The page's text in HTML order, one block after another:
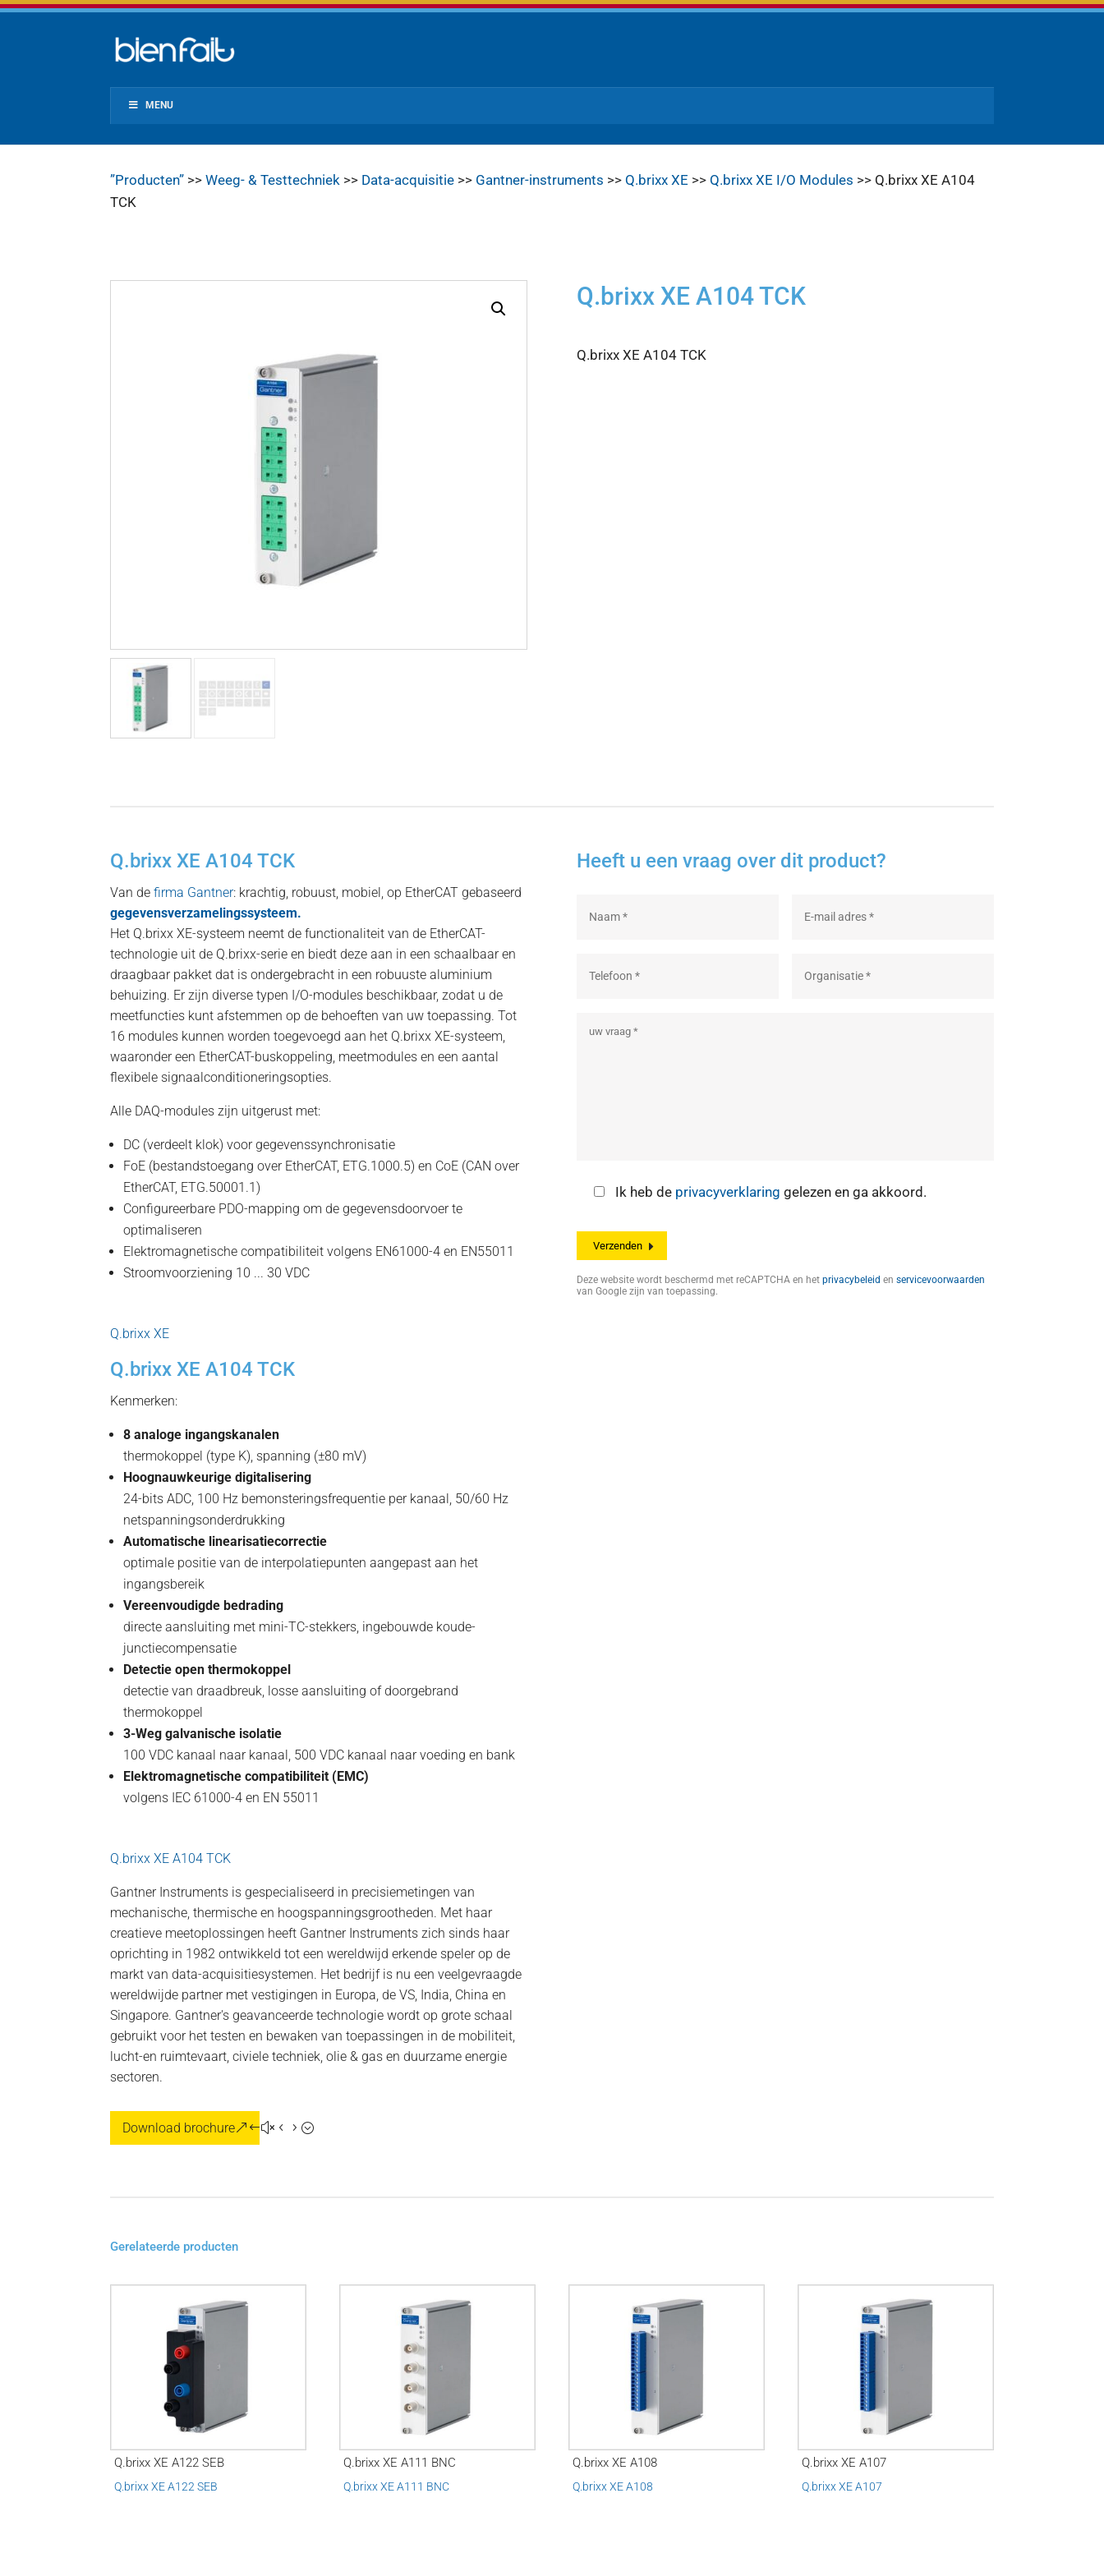
MENU
”Producten” >>Weeg- & Testtechniek >> Data-acquisitie >> Gantner-instruments >> Q.brixx XE >> Q.brixx XE I/O Modules >> Q.brixx XE A104
TCK
Q.brixx XE A104 TCK
Q.brixx XE A104 TCK
Q.brixx XE A104 TCK
Van defirma Gantner: krachtig, robuust, mobiel, op EtherCAT gebaseerd
gegevensverzamelingssysteem.
Het Q.brixx XE-systeem neemt de functionaliteit van de EtherCAT-
technologie uit de Q.brixx-serie en biedt deze aan in een schaalbaar en
draagbaar pakket dat is ondergebracht in een robuuste aluminium
behuizing. Er zijn diverse typen I/O-modules beschikbaar, zodat u de
meetfuncties kunt afstemmen op de behoeften van uw toepassing. Tot
16 modules kunnen worden toegevoegd aan het Q.brixx XE-systeem,
waaronder een EtherCAT-buskoppeling, meetmodules en een aantal
flexibele signaalconditioneringsopties.
Alle DAQ-modules zijn uitgerust met:
DC (verdeelt klok) voor gegevenssynchronisatie
FoE (bestandstoegang over EtherCAT, ETG.1000.5) en CoE (CAN over
EtherCAT, ETG.50001.1)
Configureerbare PDO-mapping om de gegevensdoorvoer te
optimaliseren
Elektromagnetische compatibiliteit volgens EN61000-4 en EN55011
Stroomvoorziening 10 ... 30 VDC
Q.brixx XE
Q.brixx XE A104 TCK
Kenmerken:
8 analoge ingangskanalen
thermokoppel (type K), spanning (±80 mV)
Hoognauwkeurige digitalisering
24-bits ADC, 100 Hz bemonsteringsfrequentie per kanaal, 50/60 Hz
netspanningsonderdrukking
Automatische linearisatiecorrectie
optimale positie van de interpolatiepunten aangepast aan het
ingangsbereik
Vereenvoudigde bedrading
directe aansluiting met mini-TC-stekkers, ingebouwde koude-
junctiecompensatie
Detectie open thermokoppel
detectie van draadbreuk, losse aansluiting of doorgebrand
thermokoppel
3-Weg galvanische isolatie
100 VDC kanaal naar kanaal, 500 VDC kanaal naar voeding en bank
Elektromagnetische compatibiliteit (EMC)
volgens IEC 61000-4 en EN 55011
Q.brixx XE A104 TCK
Gantner Instruments is gespecialiseerd in precisiemetingen van
mechanische, thermische en hoogspanningsgrootheden. Met haar
creatieve meetoplossingen heeft Gantner Instruments zich sinds haar
oprichting in 1982 ontwikkeld tot een wereldwijd erkende speler op de
markt van data-acquisitiesystemen. Het bedrijf is nu een veelgevraagde
wereldwijde partner met vestigingen in Europa, de VS, India, China en
Singapore. Gantner's geavanceerde technologie wordt op grote schaal
gebruikt voor het testen en bewaken van toepassingen in de mobiliteit,
lucht-en ruimtevaart, civiele techniek, olie & gas en duurzame energie
sectoren.
Download brochure
Heeft u een vraag over dit product?
Ik heb de privacyverklaring gelezen en ga akkoord.
Deze website wordt beschermd met reCAPTCHA en het privacybeleid en servicevoorwaarden
van Google zijn van toepassing.
Gerelateerde producten
Q.brixx XE A122 SEB
Q.brixx XE A122 SEB
Q.brixx XE A111 BNC
Q.brixx XE A111 BNC
Q.brixx XE A108
Q.brixx XE A108
Q.brixx XE A107
Q.brixx XE A107